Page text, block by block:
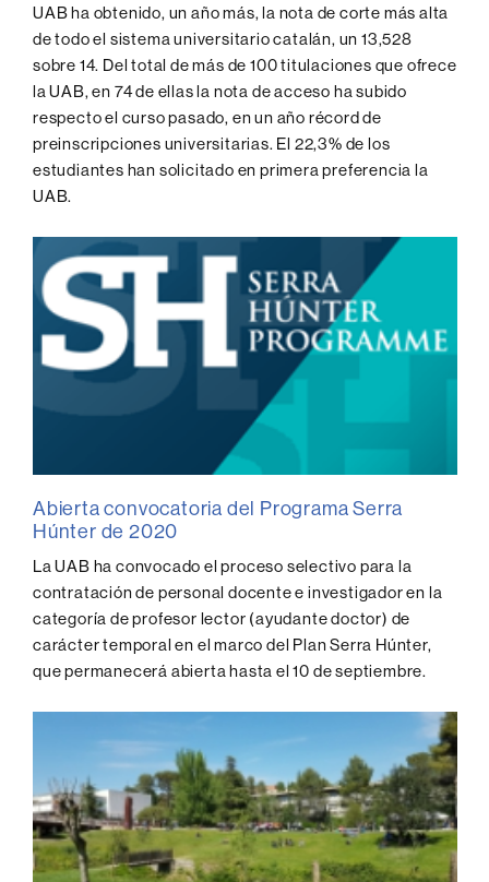
UAB ha obtenido, un año más, la nota de corte más alta
de todo el sistema universitario catalán, un 13,528
sobre 14. Del total de más de 100 titulaciones que ofrece
la UAB, en 74 de ellas la nota de acceso ha subido
respecto el curso pasado, en un año récord de
preinscripciones universitarias. El 22,3% de los
estudiantes han solicitado en primera preferencia la
UAB.
Abierta convocatoria del Programa Serra
Húnter de 2020
La UAB ha convocado el proceso selectivo para la
contratación de personal docente e investigador en la
categoría de profesor lector (ayudante doctor) de
carácter temporal en el marco del Plan Serra Húnter,
que permanecerá abierta hasta el 10 de septiembre.